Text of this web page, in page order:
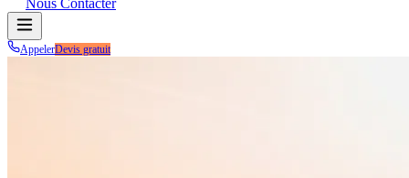
Nous Contacter
AppelerDevis gratuit